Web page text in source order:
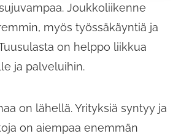
Joukkoliikenne
myös työssäkäyntiä ja
on helppo liikkua
ja palveluihin.
on lähellä. Yrityksiä syntyy ja
on aiempaa enemmän